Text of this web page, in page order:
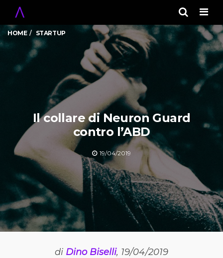
HOME STARTUP
Il collare di Neuron Guard
contro l’ABD
19/04/2019
di Dino Biselli, 19/04/2019